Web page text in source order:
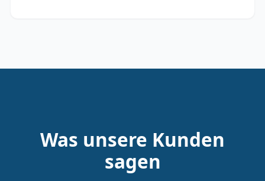
Was unsere Kunden
sagen